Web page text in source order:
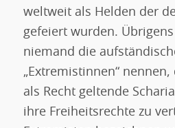
weltweit als Helden der
gefeiert wurden.
niemand die
„Extremistinnen“
als Recht geltende
ihre Freiheitsrechte zu